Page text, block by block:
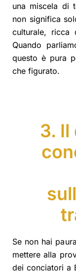
una miscela di
non significa
culturale,
Quando
questo è pura
che figurato.
3. Il
Se non hai
mettere alla
dei conciatori a